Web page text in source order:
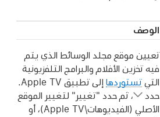
الوصف
تعيين موقع مجلد الوسائط الذي يتم
فيه تخزين الأفلام والبرامج التلفزيونية
التي تستوردها
حدد
، ثم حدد "تغيير" لتغيير الموقع
الأصلي (الفيديوهات\Apple TV)، أو